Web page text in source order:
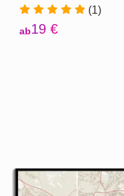
(1)
ab19 €